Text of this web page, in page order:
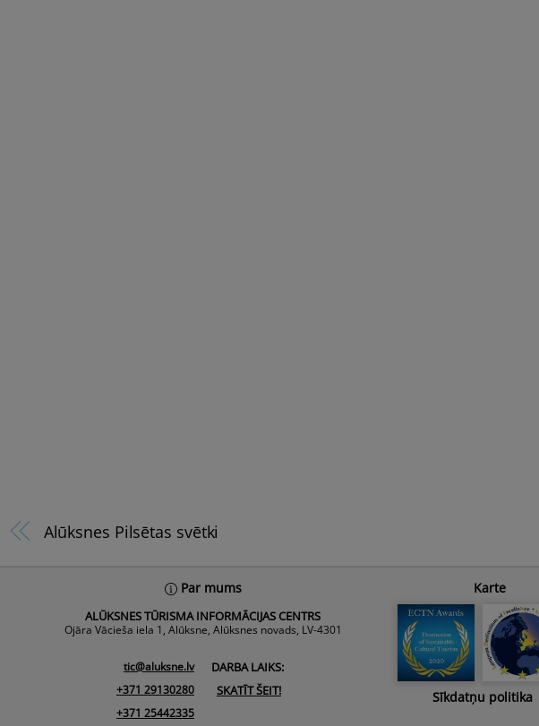
Alūksnes Pilsētas svētki
Par mums
ALŪKSNES TŪRISMA INFORMĀCIJAS CENTRS
Ojāra Vācieša iela 1, Alūksne, Alūksnes novads, LV-4301
tic@aluksne.lv
+371 29130280
+371 25442335
DARBA LAIKS:
SKATĪT ŠEIT!
Karte
Sīkdatņu politika